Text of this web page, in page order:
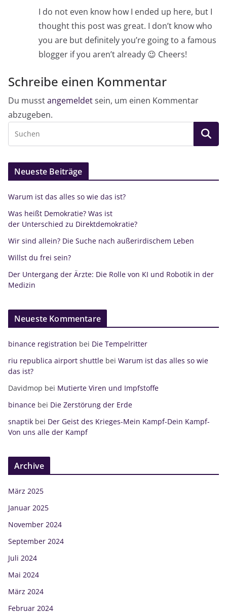
I do not even know how I ended up here, but I
thought this post was great. I don’t know who
you are but definitely you’re going to a famous
blogger if you aren’t already 😉 Cheers!
Schreibe einen Kommentar
Du musstangemeldetsein, um einen Kommentar
abzugeben.
Neueste Beiträge
Warum ist das alles so wie das ist?
Was heißt Demokratie? Was ist
der Unterschied zu Direktdemokratie?
Wir sind allein? Die Suche nach außerirdischem Leben
Willst du frei sein?
Der Untergang der Ärzte: Die Rolle von KI und Robotik in der
Medizin
Neueste Kommentare
binance registration bei Die Tempelritter
riu republica airport shuttle bei Warum ist das alles so wie
das ist?
Davidmop bei Mutierte Viren und Impfstoffe
binance bei Die Zerstörung der Erde
snaptik bei Der Geist des Krieges-Mein Kampf-Dein Kampf-
Von uns alle der Kampf
Archive
März 2025
Januar 2025
November 2024
September 2024
Juli 2024
Mai 2024
März 2024
Februar 2024